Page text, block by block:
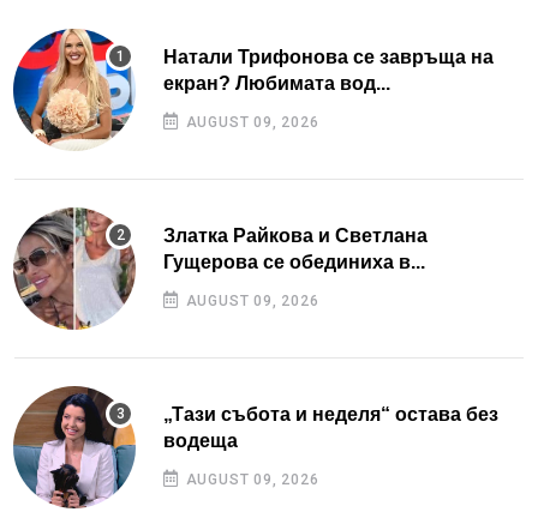
Натали Трифонова се завръща на
екран? Любимата вод...
AUGUST 09, 2026
Златка Райкова и Светлана
Гущерова се обединиха в...
AUGUST 09, 2026
„Тази събота и неделя“ остава без
водеща
AUGUST 09, 2026